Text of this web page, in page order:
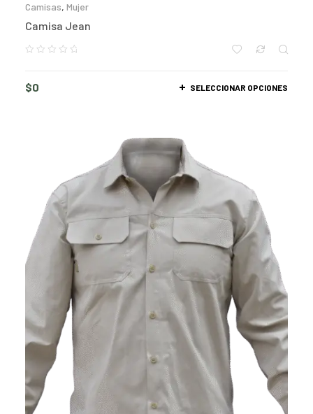
Camisas, Mujer
Camisa Jean
$0 SELECCIONAR OPCIONES